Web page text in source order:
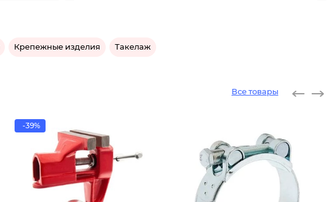
Крепежные изделия Такелаж
Все товары
-39%